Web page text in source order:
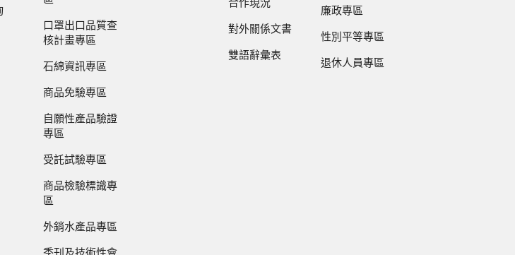
口罩出口品質查
核計畫專區
石綿資訊專區
商品免驗專區
自願性產品驗證
專區
受託試驗專區
商品檢驗標識專
區
外銷水產品專區
合作現況
對外關係文書
雙語辭彙表
廉政專區
性別平等專區
退休人員專區